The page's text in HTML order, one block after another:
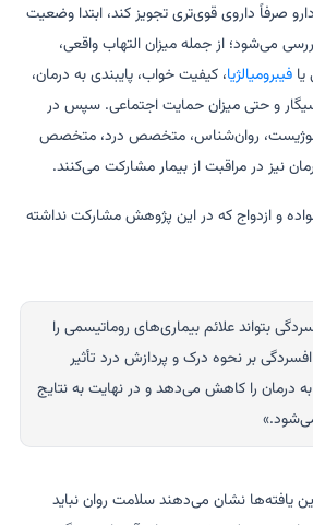
داروی قوی‌تری تجویز کند، ابتدا وضعیت
می‌شود؛ از جمله میزان التهاب واقعی،
یافیبرومیالژیا، کیفیت خواب، پایبندی به درمان،
و حتی میزان حمایت اجتماعی. سپس در
روان‌شناس، متخصص درد، متخصص
نیز در مراقبت از بیمار مشارکت می‌کنند.
و ازدواج که در این پژوهش مشارکت نداشته
بتواند علائم بیماری‌های روماتیسمی را
بر نحوه درک و پردازش درد تأثیر
به درمان را کاهش می‌دهد و در نهایت به نتایج
یافته‌ها نشان می‌دهند سلامت روان نباید